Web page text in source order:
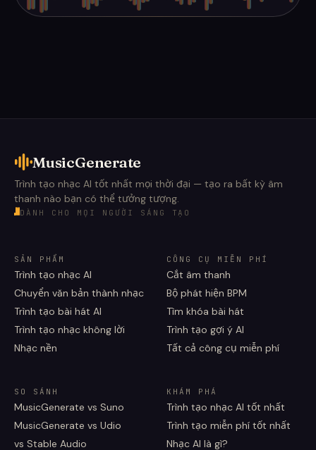
MusicGenerate
Trình tạo nhạc AI tốt nhất mọi thời đại — tạo ra bất kỳ âm
thanh nào bạn có thể tưởng tượng.
DÀNH CHO MỌI NGƯỜI SÁNG TẠO
SẢN PHẨM
Trình tạo nhạc AI
Chuyển văn bản thành nhạc
Trình tạo bài hát AI
Trình tạo nhạc không lời
Nhạc nền
CÔNG CỤ MIỄN PHÍ
Cắt âm thanh
Bộ phát hiện BPM
Tìm khóa bài hát
Trình tạo gợi ý AI
Tất cả công cụ miễn phí
SO SÁNH
MusicGenerate vs Suno
MusicGenerate vs Udio
vs Stable Audio
KHÁM PHÁ
Trình tạo nhạc AI tốt nhất
Trình tạo miễn phí tốt nhất
Nhạc AI là gì?